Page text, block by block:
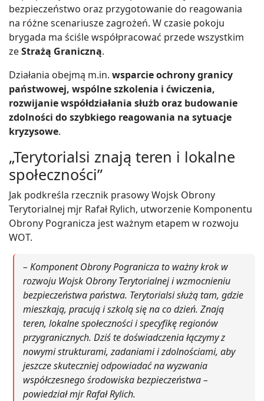
bezpieczeństwo oraz przygotowanie do reagowania
na różne scenariusze zagrożeń. W czasie pokoju
brygada ma ściśle współpracować przede wszystkim
zeStrażą Graniczną.
Działania obejmą m.in. wsparcie ochrony granicy
państwowej, wspólne szkolenia i ćwiczenia,
rozwijanie współdziałania służb oraz budowanie
zdolności do szybkiego reagowania na sytuacje
kryzysowe.
„Terytorialsi znają teren i lokalne
społeczności”
Jak podkreśla rzecznik prasowy Wojsk Obrony
Terytorialnej mjr Rafał Rylich, utworzenie Komponentu
Obrony Pogranicza jest ważnym etapem w rozwoju
WOT.
– Komponent Obrony Pogranicza to ważny krok w
rozwoju Wojsk Obrony Terytorialnej i wzmocnieniu
bezpieczeństwa państwa. Terytorialsi służą tam, gdzie
mieszkają, pracują i szkolą się na co dzień. Znają
teren, lokalne społeczności i specyfikę regionów
przygranicznych. Dziś te doświadczenia łączymy z
nowymi strukturami, zadaniami i zdolnościami, aby
jeszcze skuteczniej odpowiadać na wyzwania
współczesnego środowiska bezpieczeństwa –
powiedział mjr Rafał Rylich.